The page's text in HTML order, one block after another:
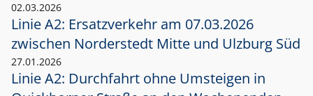
02.03.2026
Linie A2: Ersatzverkehr am 07.03.2026
zwischen Norderstedt Mitte und Ulzburg Süd
27.01.2026
Linie A2: Durchfahrt ohne Umsteigen in